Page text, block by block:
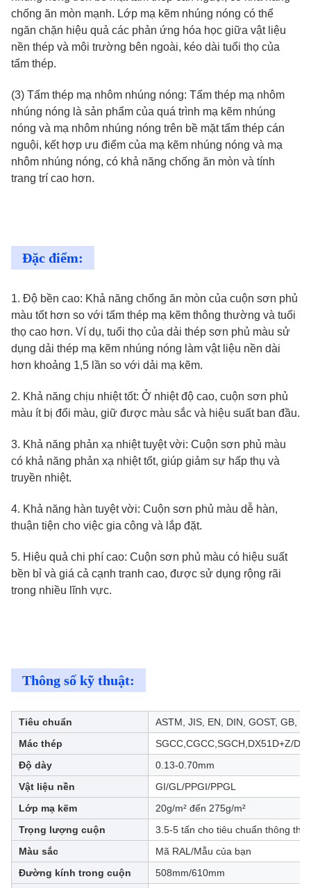
chống ăn mòn mạnh. Lớp mạ kẽm nhúng nóng có thể
ngăn chặn hiệu quả các phản ứng hóa học giữa vật liệu
nền thép và môi trường bên ngoài, kéo dài tuổi thọ của
tấm thép.
(3) Tấm thép mạ nhôm nhúng nóng: Tấm thép mạ nhôm
nhúng nóng là sản phẩm của quá trình mạ kẽm nhúng
nóng và mạ nhôm nhúng nóng trên bề mặt tấm thép cán
nguội, kết hợp ưu điểm của mạ kẽm nhúng nóng và mạ
nhôm nhúng nóng, có khả năng chống ăn mòn và tính
trang trí cao hơn.
Đặc điểm:
1. Độ bền cao: Khả năng chống ăn mòn của cuộn sơn phủ
màu tốt hơn so với tấm thép mạ kẽm thông thường và tuổi
thọ cao hơn. Ví dụ, tuổi thọ của dải thép sơn phủ màu sử
dụng dải thép mạ kẽm nhúng nóng làm vật liệu nền dài
hơn khoảng 1,5 lần so với dải mạ kẽm.
2. Khả năng chịu nhiệt tốt: Ở nhiệt độ cao, cuộn sơn phủ
màu ít bị đổi màu, giữ được màu sắc và hiệu suất ban đầu.
3. Khả năng phản xạ nhiệt tuyệt vời: Cuộn sơn phủ màu
có khả năng phản xạ nhiệt tốt, giúp giảm sự hấp thụ và
truyền nhiệt.
4. Khả năng hàn tuyệt vời: Cuộn sơn phủ màu dễ hàn,
thuận tiện cho việc gia công và lắp đặt.
5. Hiệu quả chi phí cao: Cuộn sơn phủ màu có hiệu suất
bền bỉ và giá cả cạnh tranh cao, được sử dụng rộng rãi
trong nhiều lĩnh vực.
Thông số kỹ thuật:
Tiêu chuẩn
ASTM, JIS, EN, DIN, GOST, GB,
Mác thép
SGCC,CGCC,SGCH,DX51D+Z/
Độ dày
0.13-0.70mm
Vật liệu nền
GI/GL/PPGI/PPGL
Lớp mạ kẽm
20g/m² đến 275g/m²
Trọng lượng cuộn
3.5-5 tấn cho tiêu chuẩn thông
Màu sắc
Mã RAL/Mẫu của bạn
Đường kính trong cuộn
508mm/610mm